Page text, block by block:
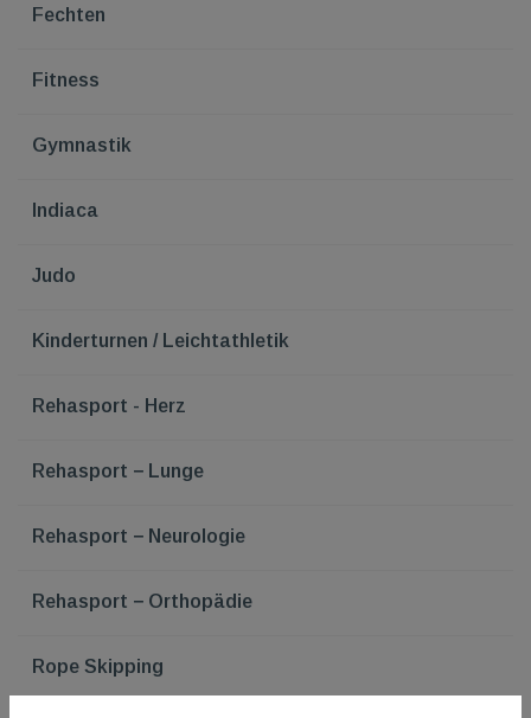
Fechten
Fitness
Gymnastik
Indiaca
Judo
Kinderturnen / Leichtathletik
Rehasport - Herz
Rehasport − Lunge
Rehasport − Neurologie
Rehasport − Orthopädie
Rope Skipping